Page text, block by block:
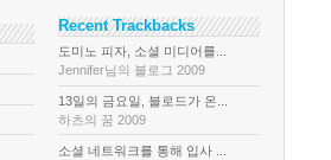
Recent Trackbacks
도미노 피자, 소셜 미디어를...
Jennifer님의 블로그 2009
13일의 금요일, 블로드가 온...
하츠의 꿈 2009
소셜 네트워크를 통해 입사 ...